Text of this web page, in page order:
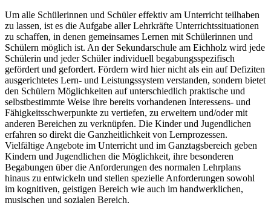
Um alle Schülerinnen und Schüler effektiv am Unterricht teilhaben
zu lassen, ist es die Aufgabe aller Lehrkräfte Unterrichtssituationen
zu schaffen, in denen gemeinsames Lernen mit Schülerinnen und
Schülern möglich ist. An der Sekundarschule am Eichholz wird jede
Schülerin und jeder Schüler individuell begabungsspezifisch
gefördert und gefordert. Fördern wird hier nicht als ein auf Defiziten
ausgerichtetes Lern- und Leistungssystem verstanden, sondern bietet
den Schülern Möglichkeiten auf unterschiedlich praktische und
selbstbestimmte Weise ihre bereits vorhandenen Interessens- und
Fähigkeitsschwerpunkte zu vertiefen, zu erweitern und/oder mit
anderen Bereichen zu verknüpfen. Die Kinder und Jugendlichen
erfahren so direkt die Ganzheitlichkeit von Lernprozessen.
Vielfältige Angebote im Unterricht und im Ganztagsbereich geben
Kindern und Jugendlichen die Möglichkeit, ihre besonderen
Begabungen über die Anforderungen des normalen Lehrplans
hinaus zu entwickeln und stellen spezielle Anforderungen sowohl
im kognitiven, geistigen Bereich wie auch im handwerklichen,
musischen und sozialen Bereich.